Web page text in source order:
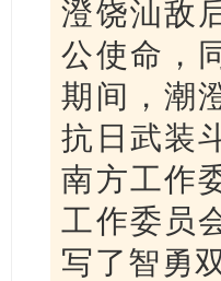
澄饶汕敌
公使命，
期间，潮
抗日武装
南方工作
工作委员
写了智勇